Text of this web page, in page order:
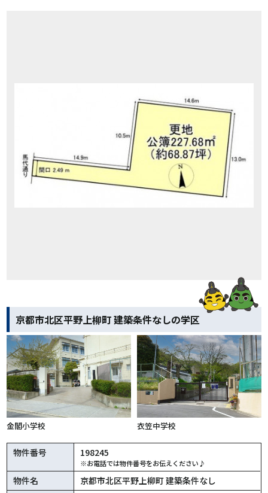
京都市北区平野上柳町 建築条件なしの学区
金閣小学校 衣笠中学校
物件番号 198245
※お電話では物件番号をお伝えください♪
物件名
京都市北区平野上柳町 建築条件なし